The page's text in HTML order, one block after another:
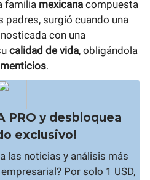
familia mexicana compuesta
padres, surgió cuando una
con una
calidad de vida, obligándola
.
PRO y desbloquea
exclusivo!
las noticias y análisis más
Por solo 1 USD,